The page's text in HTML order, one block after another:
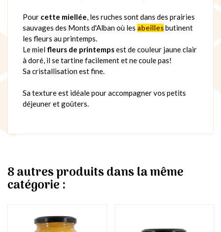
Pour cette miellée, les ruches sont dans des prairies
sauvages des Monts d'Alban où les abeillesbutinent
les fleurs au printemps.
Le miel fleurs de printempsest de couleur jaune clair
à doré, il se tartine facilement et ne coule pas!
Sa cristallisation est fine.
Sa texture est idéale pour accompagner vos petits
déjeuner et goûters.
8 autres produits dans la même
catégorie :